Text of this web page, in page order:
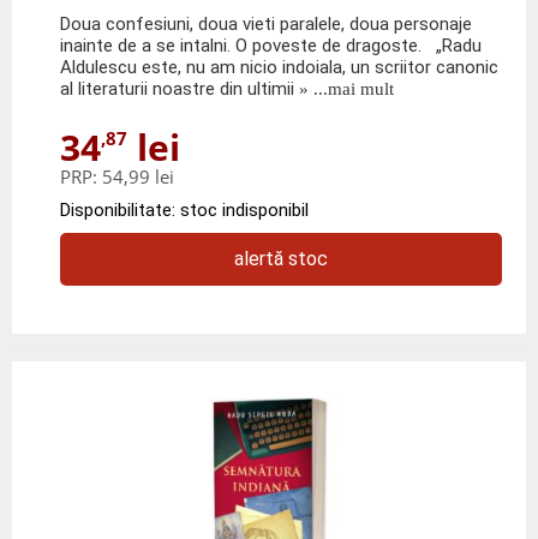
Doua confesiuni, doua vieti paralele, doua personaje
inainte de a se intalni. O poveste de dragoste. „Radu
Aldulescu este, nu am nicio indoiala, un scriitor canonic
al literaturii noastre din ultimii » ...mai mult
34,87 lei
PRP: 54,99 lei
Disponibilitate: stoc indisponibil
alertă stoc